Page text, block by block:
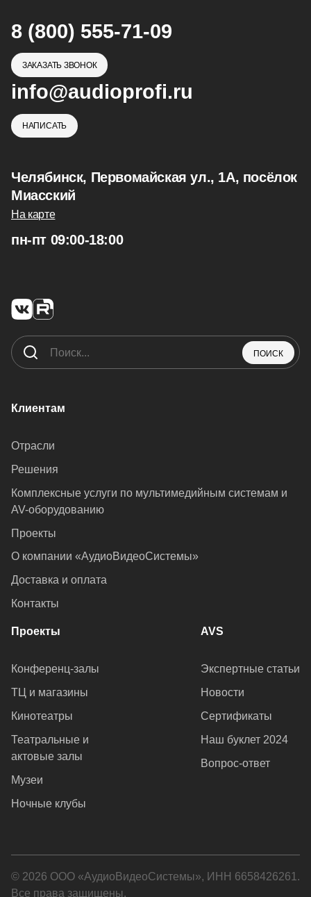
8 (800) 555-71-09
ЗАКАЗАТЬ ЗВОНОК
info@audioprofi.ru
НАПИСАТЬ
Челябинск, Первомайская ул., 1А, посёлок
Миасский
На карте
пн-пт 09:00-18:00
ПОИСК
Клиентам
Отрасли
Решения
Комплексные услуги по мультимедийным системам и
AV-оборудованию
Проекты
О компании «АудиоВидеоСистемы»
Доставка и оплата
Контакты
Проекты
Конференц-залы
ТЦ и магазины
Кинотеатры
Театральные и
актовые залы
Музеи
Ночные клубы
AVS
Экспертные статьи
Новости
Сертификаты
Наш буклет 2024
Вопрос-ответ
© 2026 ООО «АудиоВидеоСистемы», ИНН 6658426261.
Все права защищены.